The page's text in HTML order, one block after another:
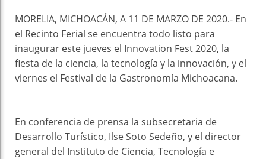
MORELIA, MICHOACÁN, A 11 DE MARZO DE 2020.- En
el Recinto Ferial se encuentra todo listo para
inaugurar este jueves el Innovation Fest 2020, la
fiesta de la ciencia, la tecnología y la innovación, y el
viernes el Festival de la Gastronomía Michoacana.
En conferencia de prensa la subsecretaria de
Desarrollo Turístico, Ilse Soto Sedeño, y el director
general del Instituto de Ciencia, Tecnología e